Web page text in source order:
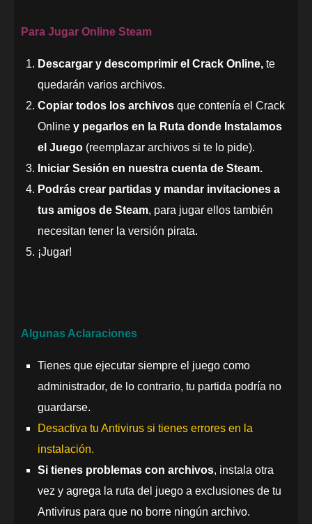
Para Jugar Online Steam
Descargar y descomprimir el Crack Online, te
quedarán varios archivos.
Copiar todos los archivos que contenía el Crack
Online y pegarlos en la Ruta donde Instalamos
el Juego (reemplazar archivos si te lo pide).
Iniciar Sesión en nuestra cuenta de Steam.
Podrás crear partidas y mandar invitaciones a
tus amigos de Steam, para jugar ellos también
necesitan tener la versión pirata.
¡Jugar!
Algunas Aclaraciones
Tienes que ejecutar siempre el juego como
administrador, de lo contrario, tu partida podría no
guardarse.
Desactiva tu Antivirus si tienes errores en la
instalación.
Si tienes problemas con archivos, instala otra
vez y agrega la ruta del juego a exclusiones de tu
Antivirus para que no borre ningún archivo.